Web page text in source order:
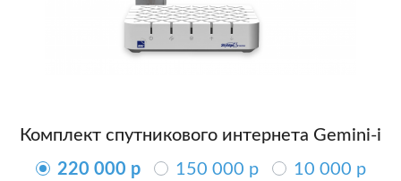
Комплект спутникового интернета Gemini-i
220 000 p
150 000 p 10 000 p